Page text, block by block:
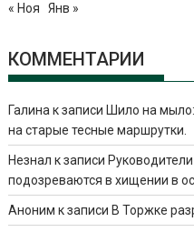
« Ноя
Янв »
КОММЕНТАРИИ
Галина к записи Шило на
на старые тесные маршрутки.
Незнал к записи
подозреваются в хищении в
Аноним к записи В Торжке